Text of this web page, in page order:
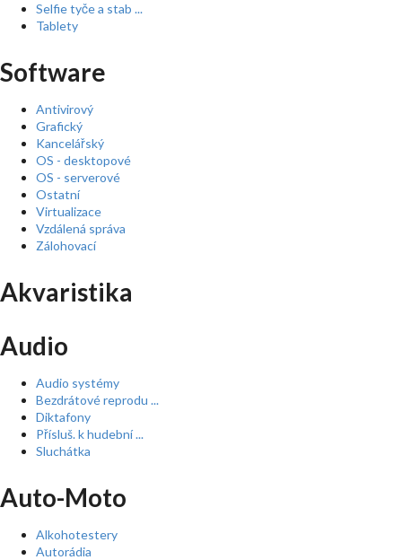
Selfie tyče a stab ...
Tablety
Software
Antivirový
Grafický
Kancelářský
OS - desktopové
OS - serverové
Ostatní
Virtualizace
Vzdálená správa
Zálohovací
Akvaristika
Audio
Audio systémy
Bezdrátové reprodu ...
Diktafony
Přísluš. k hudební ...
Sluchátka
Auto-Moto
Alkohotestery
Autorádia